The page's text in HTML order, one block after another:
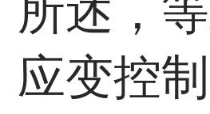
所述，
应变控